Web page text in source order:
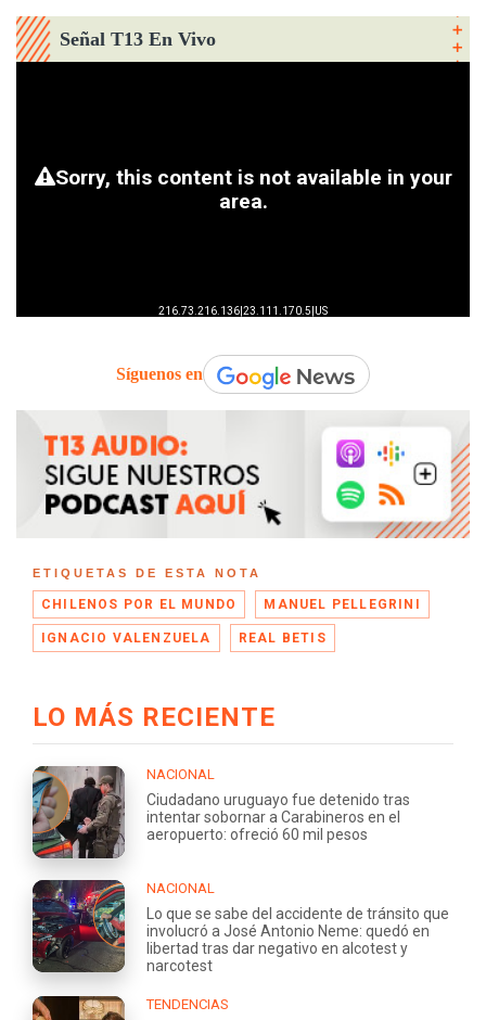
Señal T13 En Vivo
Síguenos en
ETIQUETAS DE ESTA NOTA
CHILENOS POR EL MUNDO MANUEL PELLEGRINI
IGNACIO VALENZUELA REAL BETIS
LO MÁS RECIENTE
NACIONAL
Ciudadano uruguayo fue detenido tras
intentar sobornar a Carabineros en el
aeropuerto: ofreció 60 mil pesos
NACIONAL
Lo que se sabe del accidente de tránsito que
involucró a José Antonio Neme: quedó en
libertad tras dar negativo en alcotest y
narcotest
TENDENCIAS